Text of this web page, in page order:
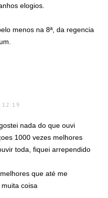
elogios.
menos na 8ª, da regencia
12:19
nada do que ouvi
1000 vezes melhores
toda, fiquei arrependido
que até me
coisa